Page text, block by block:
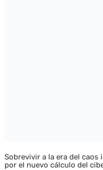
Sobrevivir a la era del
por el nuevo cálculo del